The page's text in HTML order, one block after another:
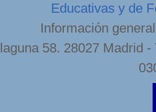
Educativas y de
Información
58. 28027 Madrid